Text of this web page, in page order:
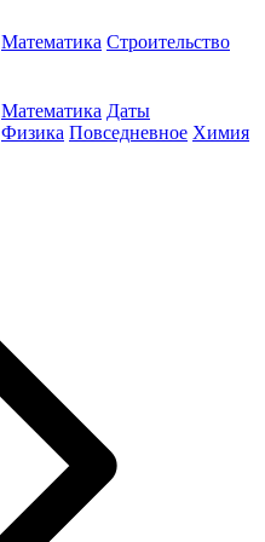
Математика Строительство
Математика Даты
Физика Повседневное Химия